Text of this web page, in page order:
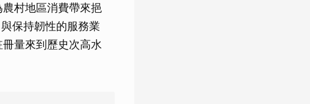
村地區消費帶來挹
保持韌性的服務業
量來到歷史次高水